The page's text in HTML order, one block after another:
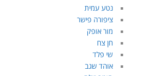
נטע עמית
ציפורה פישר
מור אופק
חן צח
שי פלד
אוהד שגב